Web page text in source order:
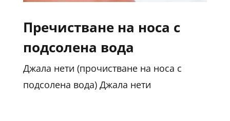
Пречистване на носа с
подсолена вода
Джала нети (прочистване на носа с
подсолена вода) Джала нети